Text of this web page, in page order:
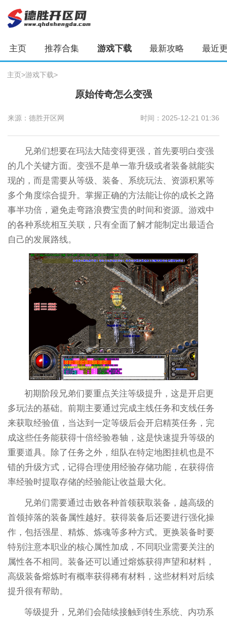
主页 推荐合集 游戏下载 最新攻略 最近
主页>游戏下载>
原始传奇怎么变强
来源：德胜开区网 时间：2025-12-21 01:36
兄弟们想要在玛法大陆变得更强，首先要明白变强
的几个关键方面。变强不是单一靠升级或者装备就能实
现的，而是需要从等级、装备、系统玩法、资源积累等
多个角度综合提升。掌握正确的方法能让你的成长之路
事半功倍，避免走弯路浪费宝贵的时间和资源。游戏中
的各种系统相互关联，只有全面了解才能制定出最适合
自己的发展路线。
初期阶段兄弟们要重点关注等级提升，这是开启更
多玩法的基础。前期主要通过完成主线任务和支线任务
来获取经验值，当达到一定等级后会开启精英任务，完
成这些任务能获得十倍经验卷轴，这是快速提升等级的
重要道具。除了任务之外，组队在特定地图挂机也是不
错的升级方式，记得合理使用经验存储功能，在获得倍
率经验时提取存储的经验能让收益最大化。
兄弟们需要通过击败各种首领获取装备，越高级的
首领掉落的装备属性越好。获得装备后还要进行强化操
作，包括强星、精炼、炼魂等多种方式。更换装备时要
特别注意本职业的核心属性加成，不同职业需要关注的
属性各不相同。装备还可以通过熔炼获得声望和材料，
高级装备熔炼时有概率获得稀有材料，这些材料对后续
提升很有帮助。
等级提升，兄弟们会陆续接触到转生系统、内功系